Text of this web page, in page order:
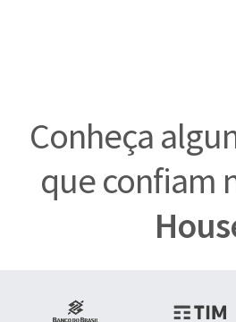
Conheça
que confiam